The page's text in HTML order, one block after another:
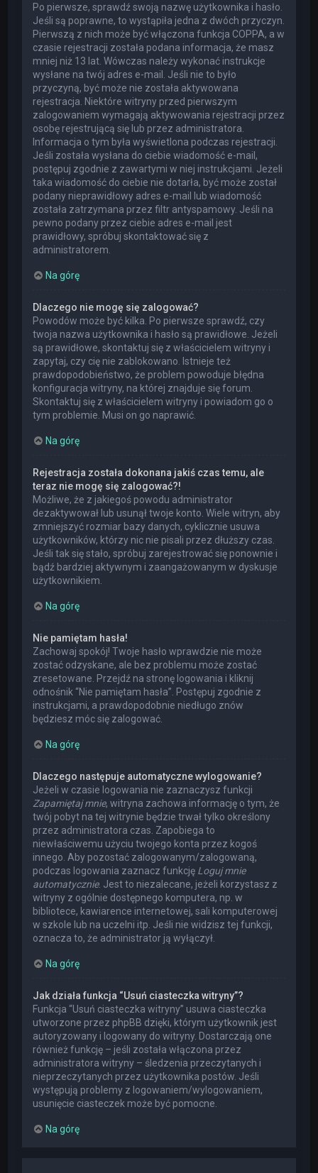
Po pierwsze, sprawdź swoją nazwę użytkownika i hasło.
Jeśli są poprawne, to wystąpiła jedna z dwóch przyczyn.
Pierwszą z nich może być włączona funkcja COPPA, a w
czasie rejestracji została podana informacja, że masz
mniej niż 13 lat. Wówczas należy wykonać instrukcje
wysłane na twój adres e-mail. Jeśli nie to było
przyczyną, być może nie została aktywowana
rejestracja. Niektóre witryny przed pierwszym
zalogowaniem wymagają aktywowania rejestracji przez
osobę rejestrującą się lub przez administratora.
Informacja o tym była wyświetlona podczas rejestracji.
Jeśli została wysłana do ciebie wiadomość e-mail,
postępuj zgodnie z zawartymi w niej instrukcjami. Jeżeli
taka wiadomość do ciebie nie dotarła, być może został
podany nieprawidłowy adres e-mail lub wiadomość
została zatrzymana przez filtr antyspamowy. Jeśli na
pewno podany przez ciebie adres e-mail jest
prawidłowy, spróbuj skontaktować się z
administratorem.
Na górę
Dlaczego nie mogę się zalogować?
Powodów może być kilka. Po pierwsze sprawdź, czy
twoja nazwa użytkownika i hasło są prawidłowe. Jeżeli
są prawidłowe, skontaktuj się z właścicielem witryny i
zapytaj, czy cię nie zablokowano. Istnieje też
prawdopodobieństwo, że problem powoduje błędna
konfiguracja witryny, na której znajduje się forum.
Skontaktuj się z właścicielem witryny i powiadom go o
tym problemie. Musi on go naprawić.
Na górę
Rejestracja została dokonana jakiś czas temu, ale
teraz nie mogę się zalogować?!
Możliwe, że z jakiegoś powodu administrator
dezaktywował lub usunął twoje konto. Wiele witryn, aby
zmniejszyć rozmiar bazy danych, cyklicznie usuwa
użytkowników, którzy nic nie pisali przez dłuższy czas.
Jeśli tak się stało, spróbuj zarejestrować się ponownie i
bądź bardziej aktywnym i zaangażowanym w dyskusje
użytkownikiem.
Na górę
Nie pamiętam hasła!
Zachowaj spokój! Twoje hasło wprawdzie nie może
zostać odzyskane, ale bez problemu może zostać
zresetowane. Przejdź na stronę logowania i kliknij
odnośnik “Nie pamiętam hasła”. Postępuj zgodnie z
instrukcjami, a prawdopodobnie niedługo znów
będziesz móc się zalogować.
Na górę
Dlaczego następuje automatyczne wylogowanie?
Jeżeli w czasie logowania nie zaznaczysz funkcji
Zapamiętaj mnie, witryna zachowa informację o tym, że
twój pobyt na tej witrynie będzie trwał tylko określony
przez administratora czas. Zapobiega to
niewłaściwemu użyciu twojego konta przez kogoś
innego. Aby pozostać zalogowanym/zalogowaną,
podczas logowania zaznacz funkcję Loguj mnie
automatycznie. Jest to niezalecane, jeżeli korzystasz z
witryny z ogólnie dostępnego komputera, np. w
bibliotece, kawiarence internetowej, sali komputerowej
w szkole lub na uczelni itp. Jeśli nie widzisz tej funkcji,
oznacza to, że administrator ją wyłączył.
Na górę
Jak działa funkcja “Usuń ciasteczka witryny”?
Funkcja “Usuń ciasteczka witryny” usuwa ciasteczka
utworzone przez phpBB dzięki, którym użytkownik jest
autoryzowany i logowany do witryny. Dostarczają one
również funkcję – jeśli została włączona przez
administratora witryny – śledzenia przeczytanych i
nieprzeczytanych przez użytkownika postów. Jeśli
występują problemy z logowaniem/wylogowaniem,
usunięcie ciasteczek może być pomocne.
Na górę